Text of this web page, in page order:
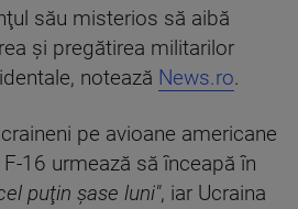
său misterios să aibă
şi pregătirea militarilor
notează News.ro.
pe avioane americane
16 urmează să înceapă în
puţin şase luni", iar Ucraina